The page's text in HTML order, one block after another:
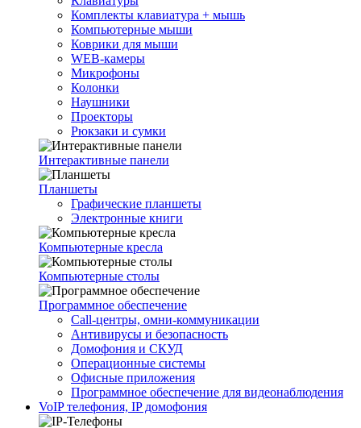
Комплекты клавиатура + мышь
Компьютерные мыши
Коврики для мыши
WEB-камеры
Микрофоны
Колонки
Наушники
Проекторы
Рюкзаки и сумки
Интерактивные панели
Планшеты
Графические планшеты
Электронные книги
Компьютерные кресла
Компьютерные столы
Программное обеспечение
Call-центры, омни-коммуникации
Антивирусы и безопасность
Домофония и СКУД
Операционные системы
Офисные приложения
Программное обеспечение для видеонаблюдения
VoIP телефония, IP домофония